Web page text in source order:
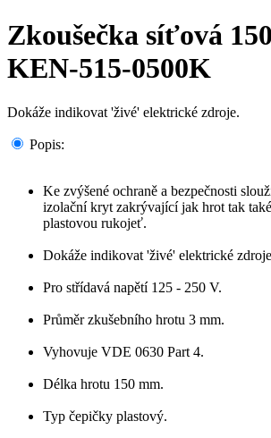
Zkoušečka síťová
KEN-515-0500K
Dokáže indikovat 'živé' elektrické zdroje.
Popis:
Ke zvýšené ochraně a bezpečnosti
izolační kryt zakrývající jak hrot tak
plastovou rukojeť.
Dokáže indikovat 'živé' elektrické
Pro střídavá napětí 125 - 250 V.
Průměr zkušebního hrotu 3 mm.
Vyhovuje VDE 0630 Part 4.
Délka hrotu 150 mm.
Typ čepičky plastový.